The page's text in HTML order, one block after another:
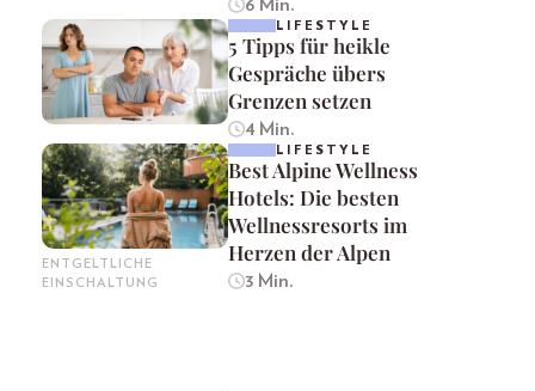
6 Min.
LIFESTYLE
5 Tipps für heikle
Gespräche übers
Grenzen setzen
4 Min.
ENTGELTLICHE
EINSCHALTUNG
LIFESTYLE
Best Alpine Wellness
Hotels: Die besten
Wellnessresorts im
Herzen der Alpen
3 Min.